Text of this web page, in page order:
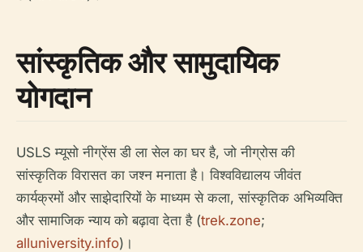
सांस्कृतिक और सामुदायिक
योगदान
USLS म्यूसो नीग्रेंस डी ला सेल का घर है, जो नीग्रोस की
सांस्कृतिक विरासत का जश्न मनाता है। विश्वविद्यालय जीवंत
कार्यक्रमों और साझेदारियों के माध्यम से कला, सांस्कृतिक अभिव्यक्ति
और सामाजिक न्याय को बढ़ावा देता है (trek.zone;
alluniversity.info)।